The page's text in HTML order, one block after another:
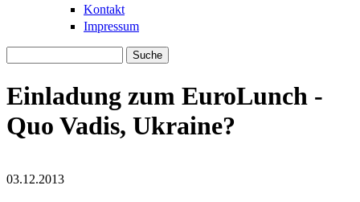
Kontakt
Impressum
Einladung zum EuroLunch -
Quo Vadis, Ukraine?
quo_vadis_ukraine.jpg
03.12.2013